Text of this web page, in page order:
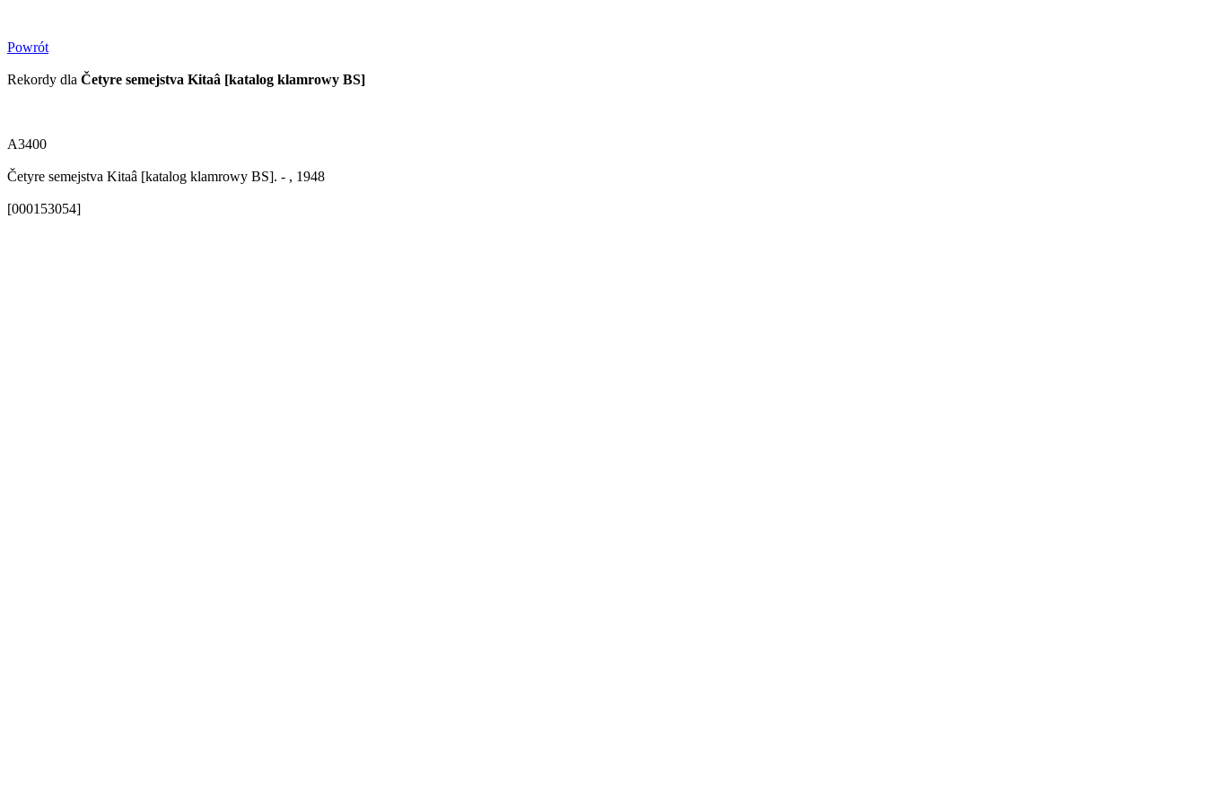
Powrót
Rekordy dla Četyre semejstva Kitaâ [katalog klamrowy BS]
A3400
Četyre semejstva Kitaâ [katalog klamrowy BS]. - , 1948
[000153054]